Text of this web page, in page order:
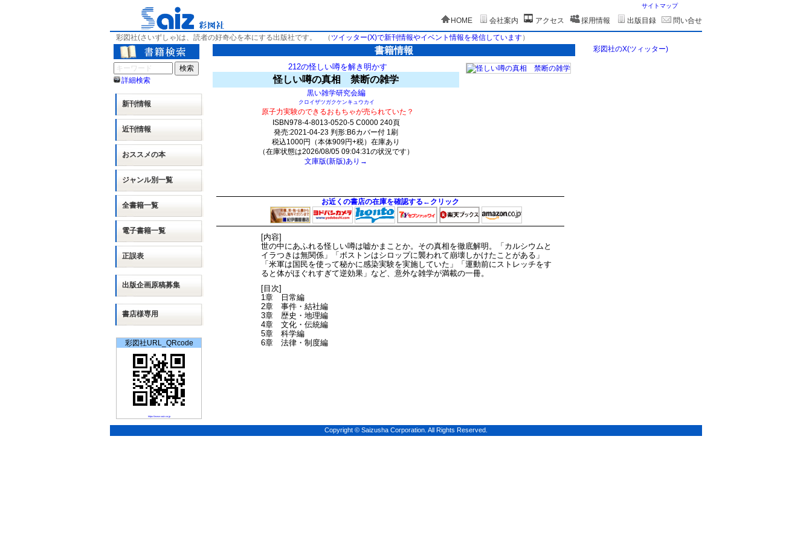
サイトマップ
HOME 会社案内 アクセス 採用情報 出版目録
問い合せ
彩図社(さいずしゃ)は、読者の好奇心を本にする出版社です。
（ ツイッター(X)で新刊情報やイベント情報を発信しています）
詳細検索
新刊情報
近刊情報
おススメの本
ジャンル別一覧
全書籍一覧
電子書籍一覧
正誤表
出版企画原稿募集
書店様専用
彩図社URL_QRcode
https://www.saiz.co.jp
書籍情報
212の怪しい噂を解き明かす
怪しい噂の真相 禁断の雑学
黒い雑学研究会編
クロイザツガクケンキュウカイ
原子力実験のできるおもちゃが売られていた？
ISBN978-4-8013-0520-5 C0000 240頁
発売:2021-04-23 判形:B6カバー付 1刷
税込1000円（本体909円+税）在庫あり
（在庫状態は2026/08/05 09:04:31の状況です）
文庫版(新版)あり→
お近くの書店の在庫を確認する←クリック
[内容]
世の中にあふれる怪しい噂は嘘かまことか。その真相を徹底解明。「カルシウムと
イラつきは無関係」「ボストンはシロップに襲われて崩壊しかけたことがある」
「米軍は国民を使って秘かに感染実験を実施していた」「運動前にストレッチをす
ると体がほぐれすぎて逆効果」など、意外な雑学が満載の一冊。
[目次]
1章 日常編
2章 事件・結社編
3章 歴史・地理編
4章 文化・伝統編
5章 科学編
6章 法律・制度編
彩図社のX(ツィッター)
Copyright © Saizusha Corporation. All Rights Reserved.